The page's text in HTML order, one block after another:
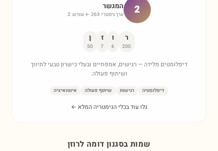
2 המגשר
ערך גימטרי: 263 ← שורש:2
ר
200
ו
6
ז
7
ן
50
דיפלומטים מלידה — רגישים, אמפתיים ובעלי כישרון טבעי לתיווך
ושיתוף פעולה.
דיפלומטיה רגישות שיתוף פעולה אינטואיציה
גלו עוד בכלי הגימטריה המלא ←
שמות בסגנון דומה לרוזן